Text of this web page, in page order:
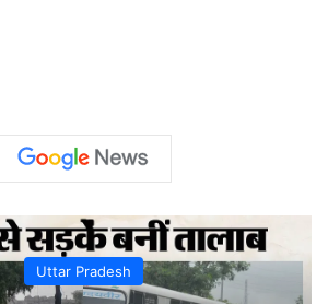
Uttar Pradesh